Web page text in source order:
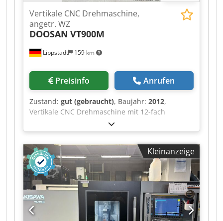
Lippstadt 159 km
Vertikale CNC Drehmaschine,
angetr. WZ
DOOSAN VT900M
Preisinfo Anrufen
Zustand: gut (gebraucht), Baujahr: 2012,
Vertikale CNC Drehmaschine mit 12-fach
Revolver u. angetr. Werkzeuge; Baujahr 2012,
guter Zustand; Steuerung Fanuc 31i mit Manual
Guide i; 630er Futter - 900er Drehdurchmesser;
Codpfxjzrwa Ns Aiysrf 2-Stufen-Getriebe -
dadurch sehr hohes Drehmoment; Tool Setter,
abnehmbar; Späneförderer; diverse
Werkzeughalter, fest und angetrieben; nur ca.
4.100 Std; Eine Besichtigung ist nach Absprache
unter Strom möglich und auch gewünscht;
Kleinanzeige